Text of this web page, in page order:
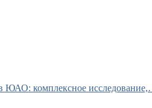
ЮАО: комплексное